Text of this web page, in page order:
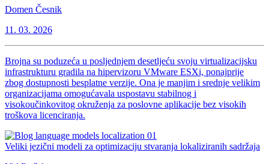
Domen Česnik
11. 03. 2026
Brojna su poduzeća u posljednjem desetljeću svoju virtualizacijsku
infrastrukturu gradila na hipervizoru VMware ESXi, ponajprije
zbog dostupnosti besplatne verzije. Ona je manjim i srednje velikim
organizacijama omogućavala uspostavu stabilnog i
visokoučinkovitog okruženja za poslovne aplikacije bez visokih
troškova licenciranja.
Veliki jezični modeli za optimizaciju stvaranja lokaliziranih sadržaja